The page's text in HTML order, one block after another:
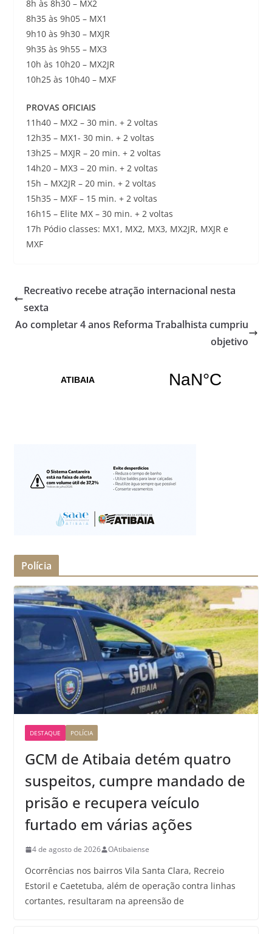
8h às 8h30 – MX2
8h35 às 9h05 – MX1
9h10 às 9h30 – MXJR
9h35 às 9h55 – MX3
10h às 10h20 – MX2JR
10h25 às 10h40 – MXF
PROVAS OFICIAIS
11h40 – MX2 – 30 min. + 2 voltas
12h35 – MX1- 30 min. + 2 voltas
13h25 – MXJR – 20 min. + 2 voltas
14h20 – MX3 – 20 min. + 2 voltas
15h – MX2JR – 20 min. + 2 voltas
15h35 – MXF – 15 min. + 2 voltas
16h15 – Elite MX – 30 min. + 2 voltas
17h Pódio classes: MX1, MX2, MX3, MX2JR, MXJR e
MXF
Recreativo recebe atração internacional nesta
sexta
Ao completar 4 anos Reforma Trabalhista cumpriu
objetivo
Polícia
DESTAQUE POLÍCIA
GCM de Atibaia detém quatro
suspeitos, cumpre mandado de
prisão e recupera veículo
furtado em várias ações
4 de agosto de 2026 OAtibaiense
Ocorrências nos bairros Vila Santa Clara, Recreio
Estoril e Caetetuba, além de operação contra linhas
cortantes, resultaram na apreensão de